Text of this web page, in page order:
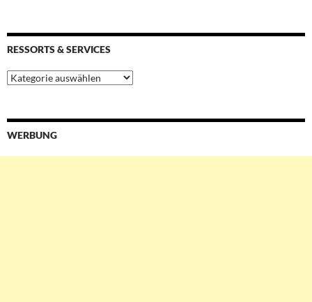
RESSORTS & SERVICES
Ressorts
&
WERBUNG